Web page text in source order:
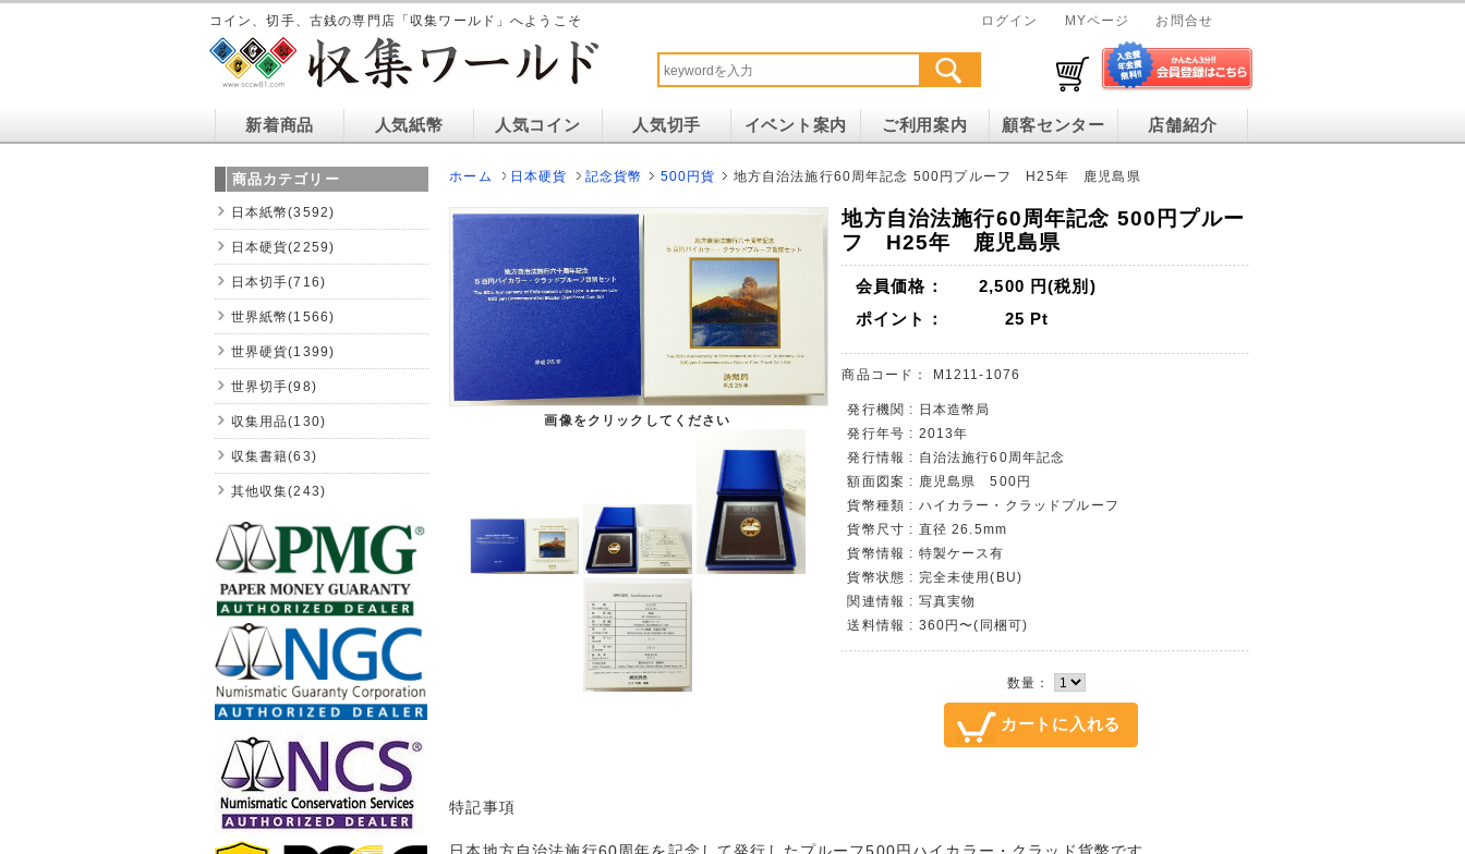
コイン、切手、古銭の専門店「収集ワールド」へようこそ ログイン MYページ お問合せ
新着商品 人気紙幣 人気コイン 人気切手 イベント案内 ご利用案内 顧客センター 店舗紹介
ホーム 日本硬貨 記念貨幣 500円貨 地方自治法施行60周年記念 500円プルーフ H25年 鹿児島県
画像をクリックしてください
地方自治法施行60周年記念 500円プルー
フ H25年 鹿児島県
会員価格： 2,500 円(税別)
ポイント：
25 Pt
商品コード： M1211-1076
発行機関 : 日本造幣局
発行年号 : 2013年
発行情報 : 自治法施行60周年記念
額面図案 : 鹿児島県 500円
貨幣種類 : ハイカラー・クラッドプルーフ
貨幣尺寸 : 直径 26.5mm
貨幣情報 : 特製ケース有
貨幣状態 : 完全未使用(BU)
関連情報 : 写真実物
送料情報 : 360円〜(同梱可)
数量：
特記事項
商品カテゴリー
日本紙幣(3592)
日本硬貨(2259)
日本切手(716)
世界紙幣(1566)
世界硬貨(1399)
世界切手(98)
収集用品(130)
収集書籍(63)
其他収集(243)